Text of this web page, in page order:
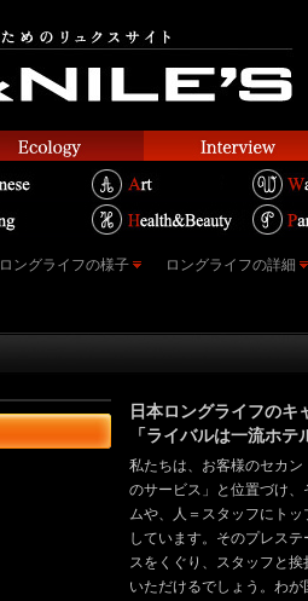
ロングライフの様子
ロングライフの詳細
日本ロングライフのキ
「ライバルは一流ホテ
私たちは、お客様のセカ
のサービス」と位置づけ
ムや、人＝スタッフにト
しています。そのプレス
スをくぐり、スタッフと
いただけるでしょう。わ